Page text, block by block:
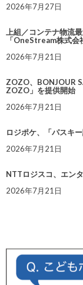
2026年7月27日
上組／コンテナ物流
「OneStream株式会
2026年7月21日
ZOZO、BONJOUR
ZOZO」を提供開始
2026年7月21日
ロジポケ、「パスキ
2026年7月21日
NTTロジスコ、エン
2026年7月21日